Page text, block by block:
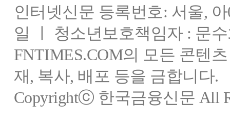
인터넷신문 등록번호: 서울,
일 ㅣ 청소년보호책임자 : 문
FNTIMES.COM의 모든 콘텐
재, 복사, 배포 등을 금합니다.
Copyrightⓒ 한국금융신문 All